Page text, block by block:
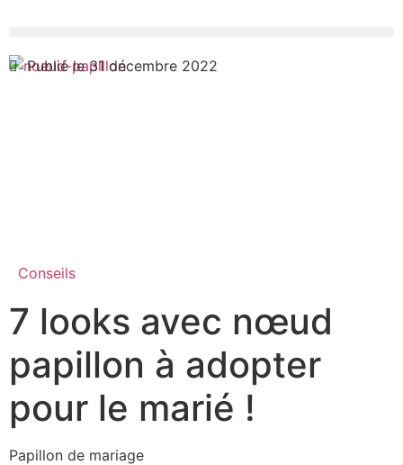
Conseils
7 looks avec nœud
papillon à adopter
pour le marié !
Papillon de mariage
Publié le 31 décembre 2022